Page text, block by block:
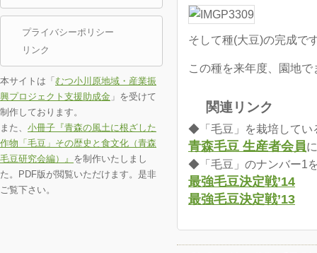
そして種(大豆)の完成で
この種を来年度、園地で
関連リンク
◆「毛豆」を栽培してい
青森毛豆 生産者会員
◆「毛豆」のナンバー1
最強毛豆決定戦’14
最強毛豆決定戦’13
プライバシーポリシー
リンク
本サイトは「 むつ小川原地域・産業振
興プロジェクト支援助成金 」を受けて
制作しております。
また、 小冊子『青森の風土に根ざした
作物「毛豆」その歴史と食文化（青森
毛豆研究会編）』 を制作いたしまし
た。PDF版が閲覧いただけます。是非
ご覧下さい。